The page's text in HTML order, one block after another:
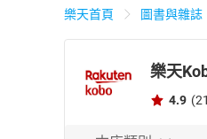
樂天首頁 圖書與雜誌
樂天
4.9